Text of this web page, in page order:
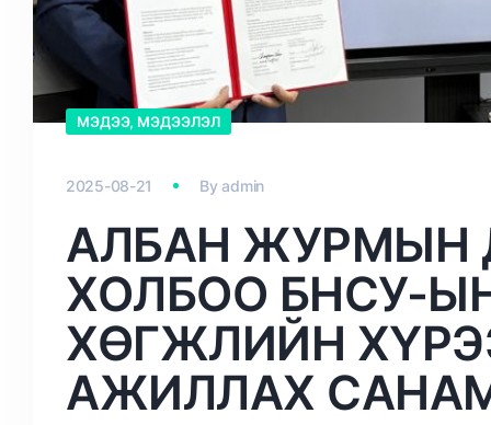
МЭДЭЭ, МЭДЭЭЛЭЛ
2025-08-21 Byadmin
АЛБАН ЖУРМЫН
ХОЛБОО БНСУ-
ХӨГЖЛИЙН
АЖИЛЛАХ